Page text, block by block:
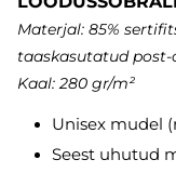
Materjal: 85%
taaskasutatud
Kaal: 280 gr/m²
Unisex mudel
Seest uhutud